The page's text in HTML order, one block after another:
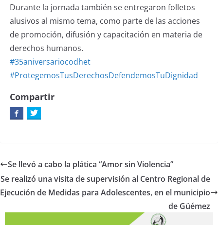
Durante la jornada también se entregaron folletos
alusivos al mismo tema, como parte de las acciones
de promoción, difusión y capacitación en materia de
derechos humanos.
#35aniversariocodhet
#ProtegemosTusDerechosDefendemosTuDignidad
Compartir
Se llevó a cabo la plática “Amor sin Violencia”
Se realizó una visita de supervisión al Centro Regional de
Ejecución de Medidas para Adolescentes, en el municipio
de Güémez